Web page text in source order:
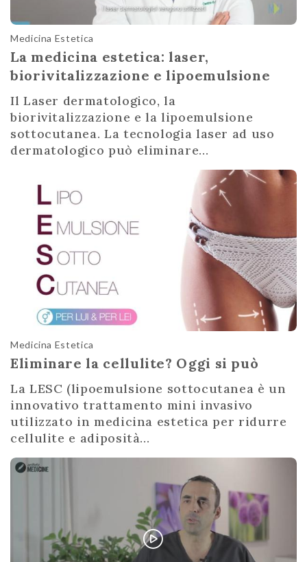
Medicina Estetica
La medicina estetica: laser,
biorivitalizzazione e lipoemulsione
Il Laser dermatologico, la
biorivitalizzazione e la lipoemulsione
sottocutanea. La tecnologia laser ad uso
dermatologico può eliminare...
Medicina Estetica
Eliminare la cellulite? Oggi si può
La LESC (lipoemulsione sottocutanea è un
innovativo trattamento mini invasivo
utilizzato in medicina estetica per ridurre
cellulite e adiposità...